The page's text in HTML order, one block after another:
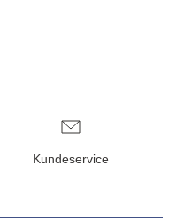
Kundeservice